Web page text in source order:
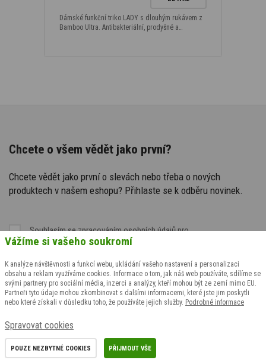
Dámské funkční triko LADY s dlouhým rukávem z
Bamboo Ultra. Antibakteriální, prodyšné a…
Chcete o všem vědět jako první?
Chcete vědět jako první o slevách nebo třeba o nových
produktech v našem eshopu? Přihlaste se k odběru novinek.
Souhlasím sezpracováním osobních údajůpro
marketingové účely
Vážíme si vašeho soukromí
K analýze návštěvnosti a funkcí webu, ukládání vašeho nastavení a personalizaci
obsahu a reklam využíváme cookies. Informace o tom, jak náš web používáte, sdílíme se
svými partnery pro sociální média, inzerci a analýzy, kteří mohou být ze zemí mimo EU.
Partneři tyto údaje mohou zkombinovat s dalšími informacemi, které jste jim poskytli
nebo které získali v důsledku toho, že používáte jejich služby. Podrobné informace
Spravovat cookies
POUZE NEZBYTNÉ COOKIES PŘIJMOUT VŠE